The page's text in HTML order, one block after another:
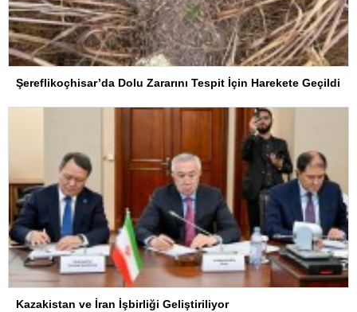
Şereflikoçhisar’da Dolu Zararını Tespit İçin Harekete Geçildi
Kazakistan ve İran İşbirliği Geliştiriliyor